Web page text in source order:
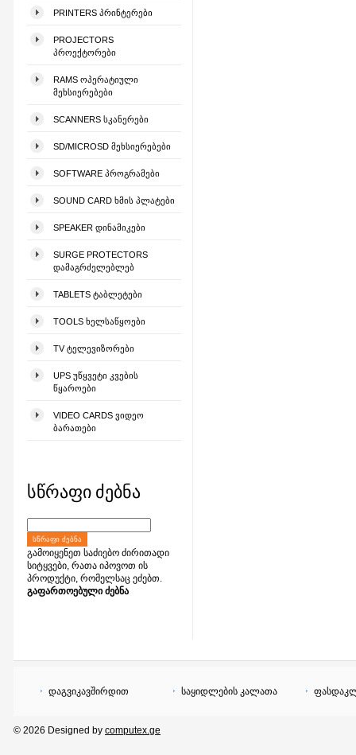
PRINTERS ᲞᲠᲘᲜᲢᲔᲠᲔᲑᲘ
PROJECTORS
ᲞᲠᲝᲔᲥᲢᲝᲠᲔᲑᲘ
RAMS ᲝᲞᲔᲠᲐᲢᲘᲣᲚᲘ
ᲛᲔᲮᲡᲘᲔᲠᲔᲑᲔᲑᲘ
SCANNERS ᲡᲙᲐᲜᲔᲠᲔᲑᲘ
SD/MICROSD ᲛᲔᲮᲡᲘᲔᲠᲔᲑᲔᲑᲘ
SOFTWARE ᲞᲠᲝᲒᲠᲐᲛᲔᲑᲘ
SOUND CARD ᲮᲛᲘᲡ ᲞᲚᲐᲢᲔᲑᲘ
SPEAKER ᲓᲘᲜᲐᲛᲘᲙᲔᲑᲘ
SURGE PROTECTORS
ᲓᲐᲛᲐᲒᲠᲫᲔᲚᲔᲑᲚᲔᲑ
TABLETS ᲢᲐᲑᲚᲔᲢᲔᲑᲘ
TOOLS ᲮᲔᲚᲡᲐᲬᲧᲝᲔᲑᲘ
TV ᲢᲔᲚᲔᲕᲘᲖᲝᲠᲔᲑᲘ
UPS ᲣᲬᲧᲕᲔᲢᲘ ᲙᲕᲔᲑᲘᲡ
ᲬᲧᲐᲠᲝᲔᲑᲘ
VIDEO CARDS ᲕᲘᲓᲔᲝ
ᲑᲐᲠᲐᲗᲔᲑᲘ
სწრაფი ძებნა
ᲡᲬᲠᲐᲤᲘ ᲫᲔᲑᲜᲐ
გამოიყენეთ საძიებო ძირითადი
სიტყვები, რათა იპოვოთ ის
პროდუქტი, რომელსაც ეძებთ.
გაფართოებული ძებნა
დაგვიკავშირდით საყიდლების კალათა
© 2026 Designed by computex.ge